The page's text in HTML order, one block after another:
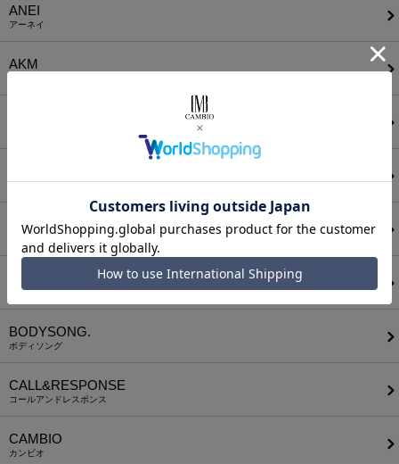
ANEI
アーネイ
AKM
アンゲネーム
ATTACHMENT
アウィナイト
BODYSONG.
ボディソング
CALL&RESPONSE
コールアンドレスポンス
CAMBIO
カンビオ